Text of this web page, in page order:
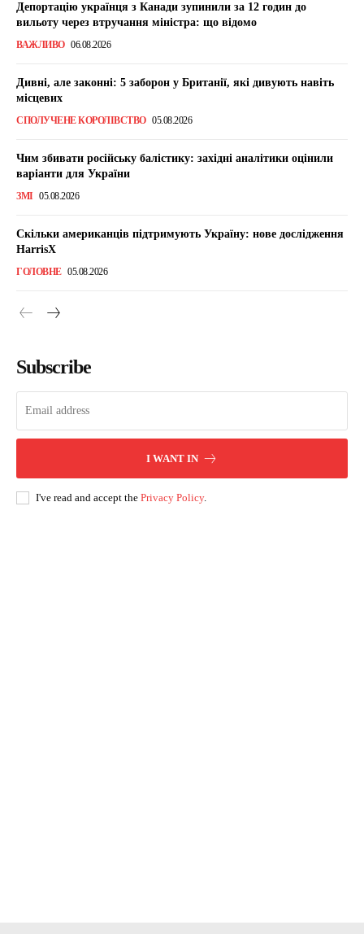
Депортацію українця з Канади зупинили за 12 годин до
вильоту через втручання міністра: що відомо
ВАЖЛИВО 06.08.2026
Дивні, але законні: 5 заборон у Британії, які дивують навіть
місцевих
СПОЛУЧЕНЕ КОРОЛІВСТВО 05.08.2026
Чим збивати російську балістику: західні аналітики оцінили
варіанти для України
ЗМІ 05.08.2026
Скільки американців підтримують Україну: нове дослідження
HarrisX
ГОЛОВНЕ 05.08.2026
Subscribe
I WANT IN
I've read and accept the Privacy Policy.